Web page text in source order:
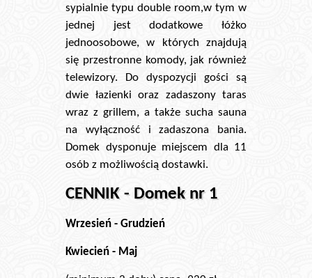
sypialnie typu double room,w tym w
jednej jest dodatkowe łóżko
jednoosobowe, w których znajdują
się przestronne komody, jak również
telewizory. Do dyspozycji gości są
dwie łazienki oraz zadaszony taras
wraz z grillem, a także sucha sauna
na wyłączność i zadaszona bania.
Domek dysponuje miejscem dla 11
osób z możliwością dostawki.
CENNIK - Domek nr 1
Wrzesień - Grudzień
Kwiecień - Maj